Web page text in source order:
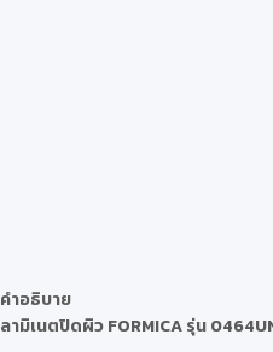
คำอธิบาย
ลามิเนตปิดผิวFORMICA รุ่น